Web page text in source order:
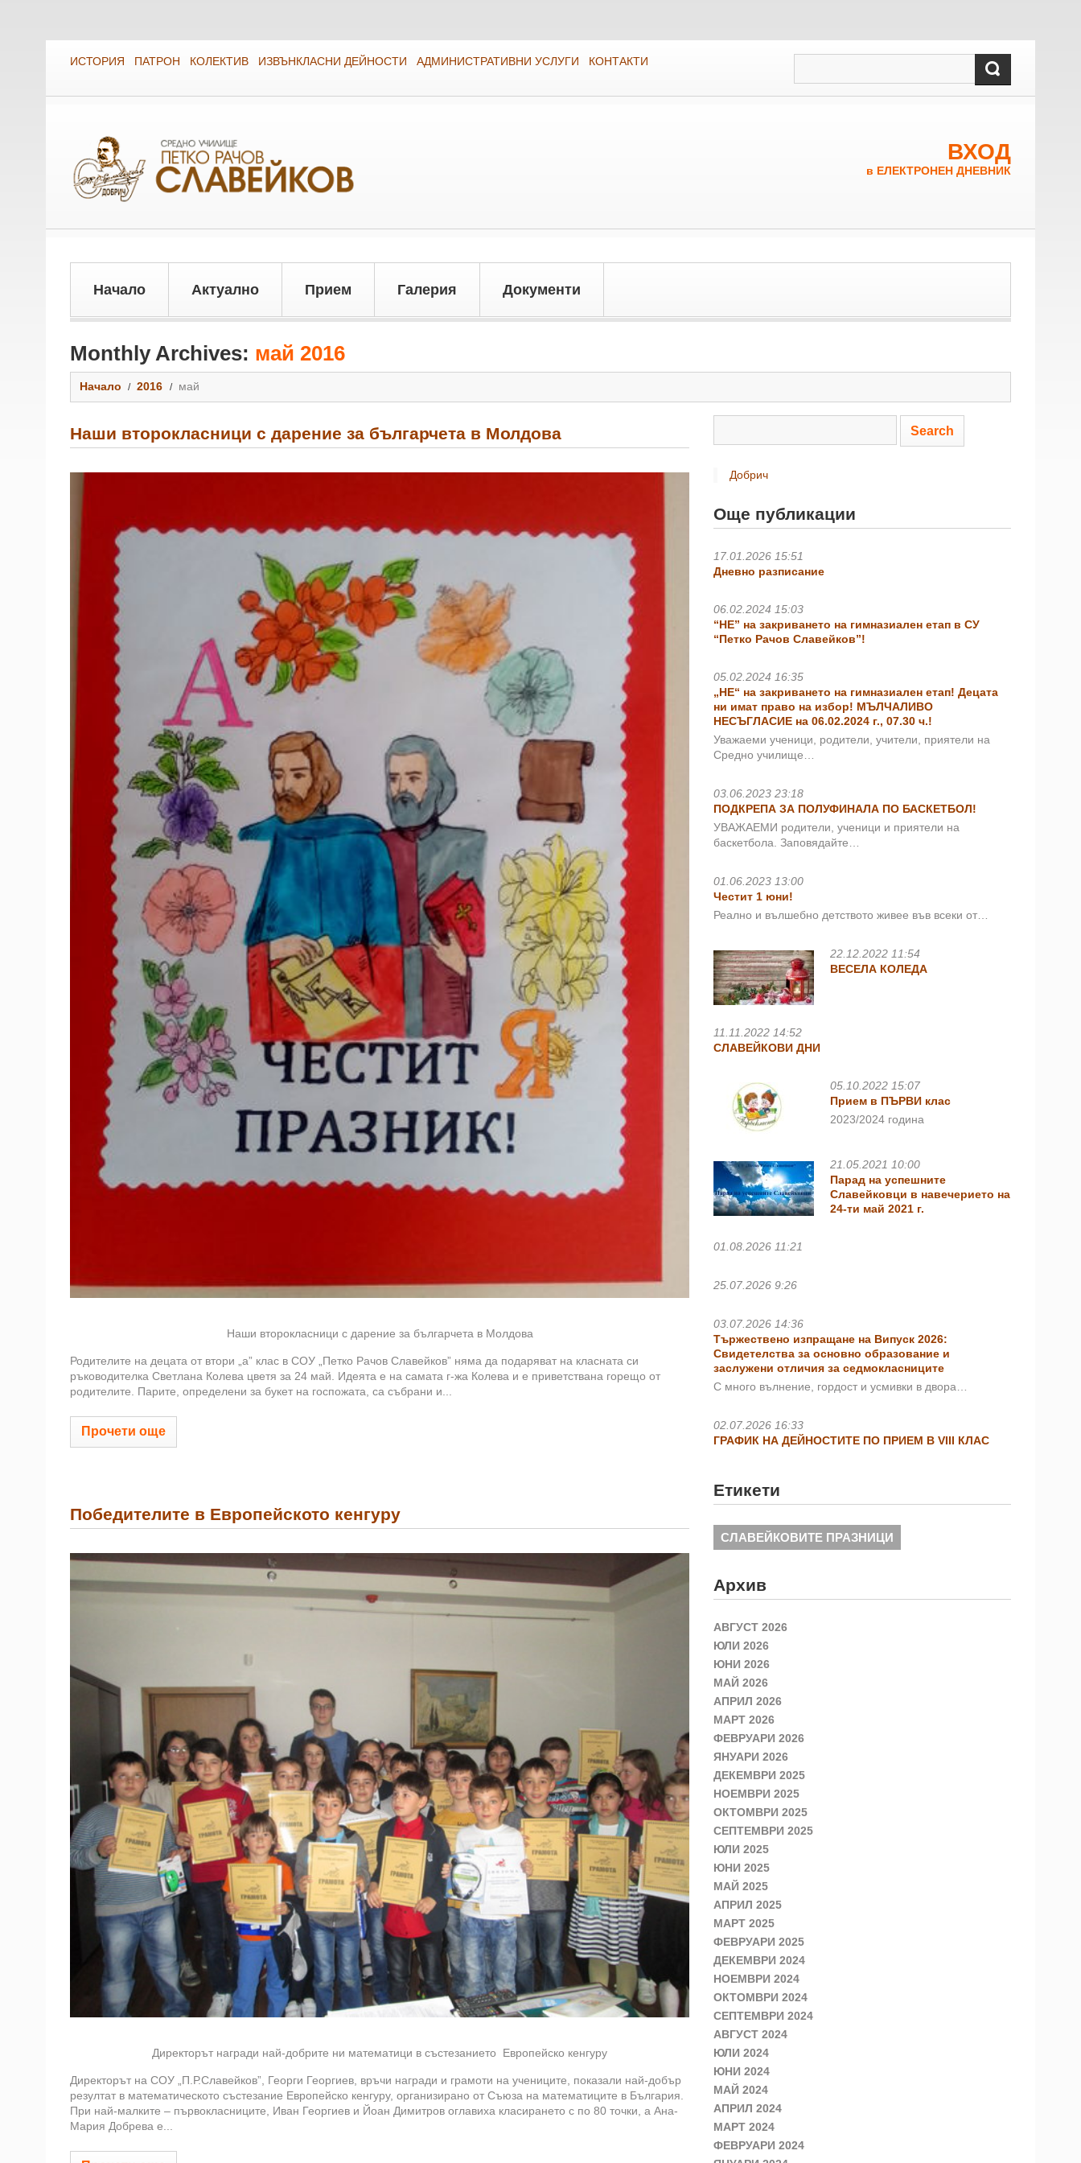
ИСТОРИЯ ПАТРОН КОЛЕКТИВ ИЗВЪНКЛАСНИ ДЕЙНОСТИ АДМИНИСТРАТИВНИ УСЛУГИ КОНТАКТИ
ВХОД
в ЕЛЕКТРОНЕН ДНЕВНИК
Начало Актуално Прием Галерия Документи
Monthly Archives: май 2016
Начало 2016 май
Наши второкласници с дарение за българчета в Молдова
Наши второкласници с дарение за българчета в Молдова
Родителите на децата от втори „а” клас в СОУ „Петко Рачов Славейков” няма да подаряват на класната си
ръководителка Светлана Колева цветя за 24 май. Идеята е на самата г-жа Колева и е приветствана горещо от
родителите. Парите, определени за букет на госпожата, са събрани и...
Прочети още
Победителите в Европейското кенгуру
Директорът награди най-добрите ни математици в състезанието Европейско кенгуру
Директорът на СОУ „П.Р.Славейков”, Георги Георгиев, връчи награди и грамоти на учениците, показали най-добър
резултат в математическото състезание Европейско кенгуру, организирано от Съюза на математиците в България.
При най-малките – първокласниците, Иван Георгиев и Йоан Димитров оглавиха класирането с по 80 точки, а Ана-
Мария Добрева е...
Добрич
Още публикации
17.01.2026 15:51
Дневно разписание
06.02.2024 15:03
“НЕ” на закриването на гимназиален етап в СУ
“Петко Рачов Славейков”!
05.02.2024 16:35
„НЕ“ на закриването на гимназиален етап! Децата
ни имат право на избор! МЪЛЧАЛИВО
НЕСЪГЛАСИЕ на 06.02.2024 г., 07.30 ч.!
Уважаеми ученици, родители, учители, приятели на
Средно училище…
03.06.2023 23:18
ПОДКРЕПА ЗА ПОЛУФИНАЛА ПО БАСКЕТБОЛ!
УВАЖАЕМИ родители, ученици и приятели на
баскетбола. Заповядайте…
01.06.2023 13:00
Честит 1 юни!
Реално и вълшебно детството живее във всеки от…
22.12.2022 11:54
ВЕСЕЛА КОЛЕДА
11.11.2022 14:52
СЛАВЕЙКОВИ ДНИ
05.10.2022 15:07
Прием в ПЪРВИ клас
2023/2024 година
21.05.2021 10:00
Парад на успешните
Славейковци в навечерието на
24-ти май 2021 г.
01.08.2026 11:21
25.07.2026 9:26
03.07.2026 14:36
Тържествено изпращане на Випуск 2026:
Свидетелства за основно образование и
заслужени отличия за седмокласниците
С много вълнение, гордост и усмивки в двора…
02.07.2026 16:33
ГРАФИК НА ДЕЙНОСТИТЕ ПО ПРИЕМ В VIII КЛАС
Етикети
СЛАВЕЙКОВИТЕ ПРАЗНИЦИ
Архив
АВГУСТ 2026
ЮЛИ 2026
ЮНИ 2026
МАЙ 2026
АПРИЛ 2026
МАРТ 2026
ФЕВРУАРИ 2026
ЯНУАРИ 2026
ДЕКЕМВРИ 2025
НОЕМВРИ 2025
ОКТОМВРИ 2025
СЕПТЕМВРИ 2025
ЮЛИ 2025
ЮНИ 2025
МАЙ 2025
АПРИЛ 2025
МАРТ 2025
ФЕВРУАРИ 2025
ДЕКЕМВРИ 2024
НОЕМВРИ 2024
ОКТОМВРИ 2024
СЕПТЕМВРИ 2024
АВГУСТ 2024
ЮЛИ 2024
ЮНИ 2024
МАЙ 2024
АПРИЛ 2024
МАРТ 2024
ФЕВРУАРИ 2024